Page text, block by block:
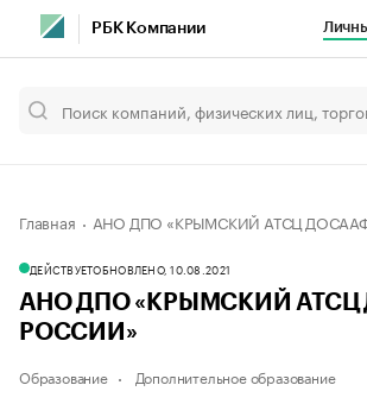
РБК Компании
Главная АНО ДПО «КРЫМСКИЙ АТСЦ
ДЕЙСТВУЕТОБНОВЛЕНО, 10.08.2021
АНО ДПО «КРЫМСКИЙ
РОССИИ»
Образование Дополнительное образование